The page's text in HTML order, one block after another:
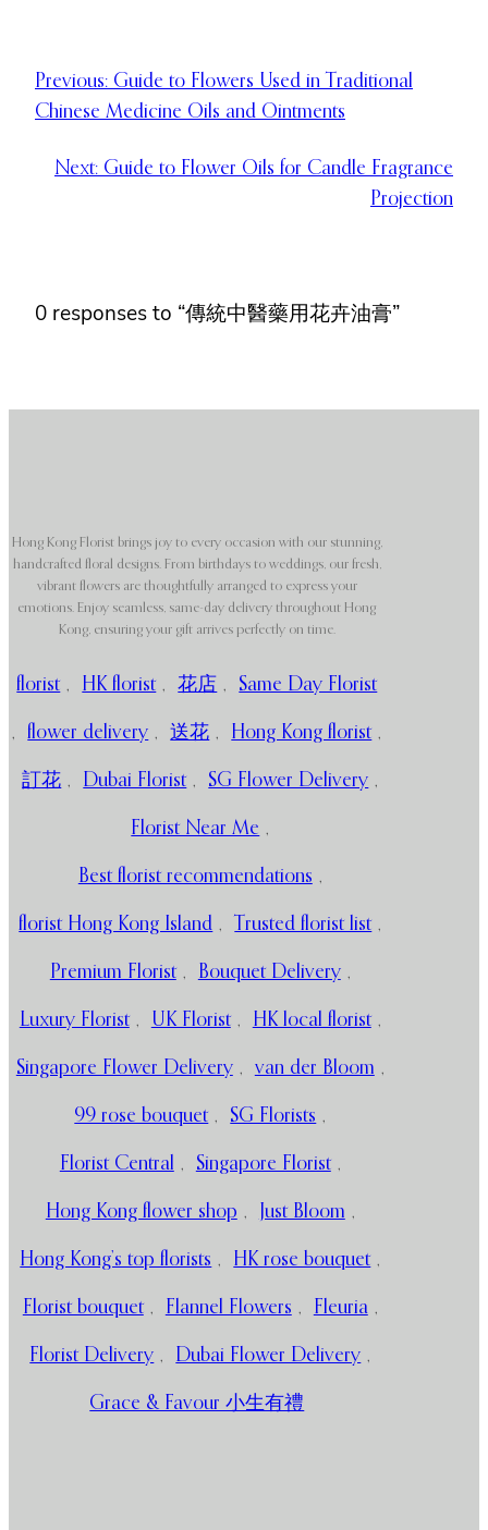
Previous: Guide to Flowers Used in Traditional
Chinese Medicine Oils and Ointments
Next: Guide to Flower Oils for Candle Fragrance
Projection
0 responses to “傳統中醫藥用花卉油膏”
Hong Kong Florist brings joy to every occasion with our stunning,
handcrafted floral designs. From birthdays to weddings, our fresh,
vibrant flowers are thoughtfully arranged to express your
emotions. Enjoy seamless, same-day delivery throughout Hong
Kong, ensuring your gift arrives perfectly on time.
florist , HK florist , 花店 , Same Day Florist
, flower delivery , 送花 , Hong Kong florist ,
訂花 , Dubai Florist , SG Flower Delivery ,
Florist Near Me ,
Best florist recommendations ,
florist Hong Kong Island , Trusted florist list ,
Premium Florist , Bouquet Delivery ,
Luxury Florist , UK Florist , HK local florist ,
Singapore Flower Delivery , van der Bloom ,
99 rose bouquet , SG Florists ,
Florist Central , Singapore Florist ,
Hong Kong flower shop , Just Bloom ,
Hong Kong’s top florists , HK rose bouquet ,
Florist bouquet , Flannel Flowers , Fleuria ,
Florist Delivery , Dubai Flower Delivery ,
Grace & Favour 小生有禮